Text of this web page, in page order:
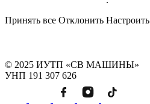
Принять все Отклонить Настроить
© 2025 ИУТП «СВ МАШИНЫ»
УНП 191 307 626